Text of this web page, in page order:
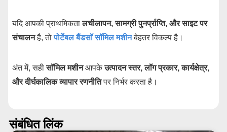
यदि आपकी प्राथमिकतालचीलापन, सामग्री पुनर्प्राप्ति, और साइट पर
संचालनहै, तोपोर्टेबल बैंडसॉ सॉमिल मशीनबेहतर विकल्प है।
अंत में, सहीसॉमिल मशीनआपकेउत्पादन स्तर, लॉग प्रकार, कार्यक्षेत्र,
और दीर्घकालिक व्यापार रणनीतिपर निर्भर करता है।
संबंधित लिंक